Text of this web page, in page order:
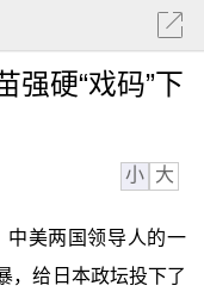
强硬“戏码”下
小 大
中美两国领导人的一
，给日本政坛投下了